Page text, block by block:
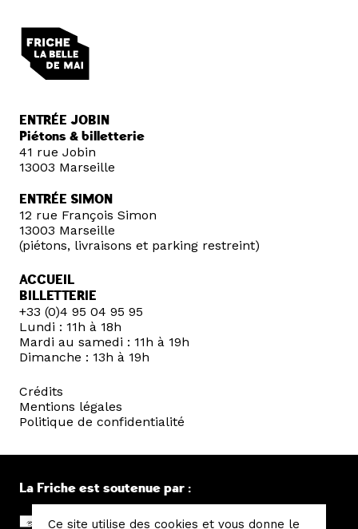
ENTRÉE JOBIN
Piétons & billetterie
41 rue Jobin
13003 Marseille
ENTRÉE SIMON
12 rue François Simon
13003 Marseille
(piétons, livraisons et parking restreint)
ACCUEIL
BILLETTERIE
+33 (0)4 95 04 95 95
Lundi : 11h à 18h
Mardi au samedi : 11h à 19h
Dimanche : 13h à 19h
Crédits
Mentions légales
Politique de confidentialité
La Friche est soutenue par :
Ce site utilise des cookies et vous donne le